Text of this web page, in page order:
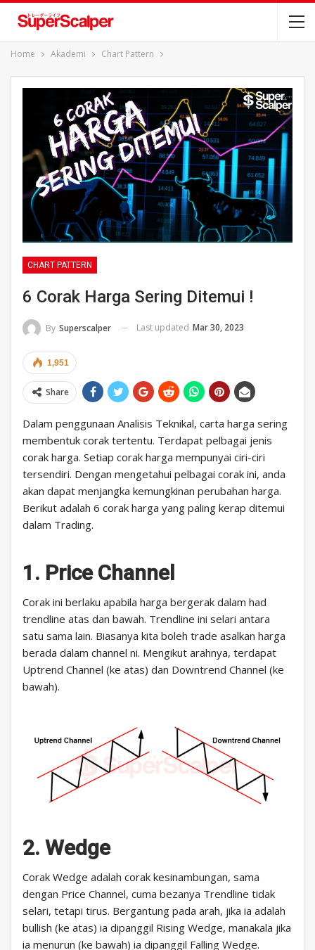
Home Akademi Chart Pattern
CHART PATTERN
6 Corak Harga Sering Ditemui !
By Superscalper Last updated Mar 30, 2023
1,951
Share
Dalam penggunaan Analisis Teknikal, carta harga sering
membentuk corak tertentu. Terdapat pelbagai jenis
corak harga. Setiap corak harga mempunyai ciri-ciri
tersendiri. Dengan mengetahui pelbagai corak ini, anda
akan dapat menjangka kemungkinan perubahan harga.
Berikut adalah 6 corak harga yang paling kerap ditemui
dalam Trading.
1. Price Channel
Corak ini berlaku apabila harga bergerak dalam had
trendline atas dan bawah. Trendline ini selari antara
satu sama lain. Biasanya kita boleh trade asalkan harga
berada dalam channel ni. Mengikut arahnya, terdapat
Uptrend Channel (ke atas) dan Downtrend Channel (ke
bawah).
2. Wedge
Corak Wedge adalah corak kesinambungan, sama
dengan Price Channel, cuma bezanya Trendline tidak
selari, tetapi tirus. Bergantung pada arah, jika ia adalah
bullish (ke atas) ia dipanggil Rising Wedge, manakala jika
ia menurun (ke bawah) ia dipanggil Falling Wedge.